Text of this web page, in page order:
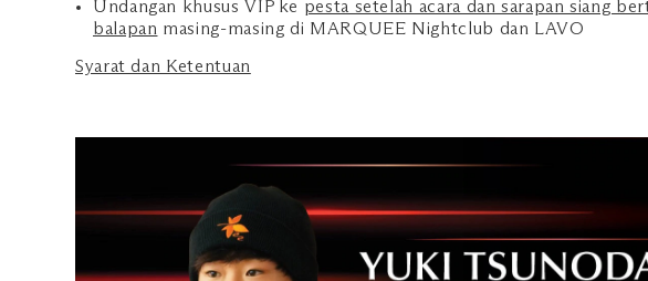
Undangan khusus VIP ke pesta setelah acara dan sarapan siang
balapan masing-masing di MARQUEE Nightclub dan LAVO
Syarat dan Ketentuan